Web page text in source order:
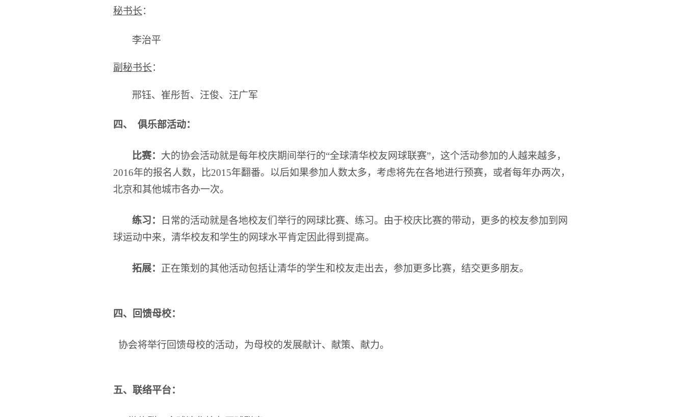
秘书长：
李治平
副秘书长：
邢钰、崔彤哲、汪俊、汪广军
四、 俱乐部活动：
比赛： 大的协会活动就是每年校庆期间举行的“全球清华校友网球联赛”，这个活动参加的人越来越多，
2016年的报名人数，比2015年翻番。以后如果参加人数太多，考虑将先在各地进行预赛，或者每年办两次，
北京和其他城市各办一次。
练习：
日常的活动就是各地校友们举行的网球比赛、练习。由于校庆比赛的带动，更多的校友参加到网
球运动中来，清华校友和学生的网球水平肯定因此得到提高。
拓展： 正在策划的其他活动包括让清华的学生和校友走出去，参加更多比赛，结交更多朋友。
四、回馈母校：
协会将举行回馈母校的活动，为母校的发展献计、献策、献力。
五、 联络平台：